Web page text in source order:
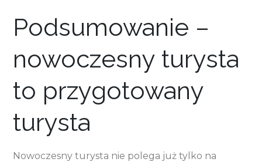
Podsumowanie –
nowoczesny turysta
to przygotowany
turysta
Nowoczesny turysta nie polega już tylko na